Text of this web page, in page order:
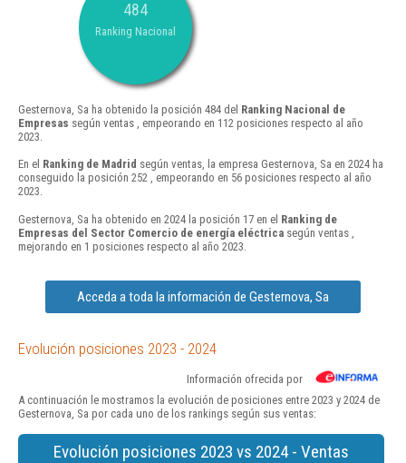
484
Ranking Nacional
Gesternova, Sa ha obtenido la posición 484 del Ranking Nacional de
Empresas según ventas , empeorando en 112 posiciones respecto al año
2023.
En el Ranking de Madrid según ventas, la empresa Gesternova, Sa en 2024 ha
conseguido la posición 252 , empeorando en 56 posiciones respecto al año
2023.
Gesternova, Sa ha obtenido en 2024 la posición 17 en el Ranking de
Empresas del Sector Comercio de energía eléctrica según ventas ,
mejorando en 1 posiciones respecto al año 2023.
Acceda a toda la información de Gesternova, Sa
Evolución posiciones 2023 - 2024
Información ofrecida por
A continuación le mostramos la evolución de posiciones entre 2023 y 2024 de
Gesternova, Sa por cada uno de los rankings según sus ventas:
Evolución posiciones 2023 vs 2024 - Ventas